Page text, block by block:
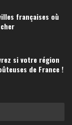
françaises où
si votre région
de France !